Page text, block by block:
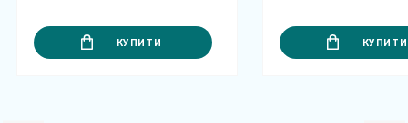
КУПИТИ КУПИТИ